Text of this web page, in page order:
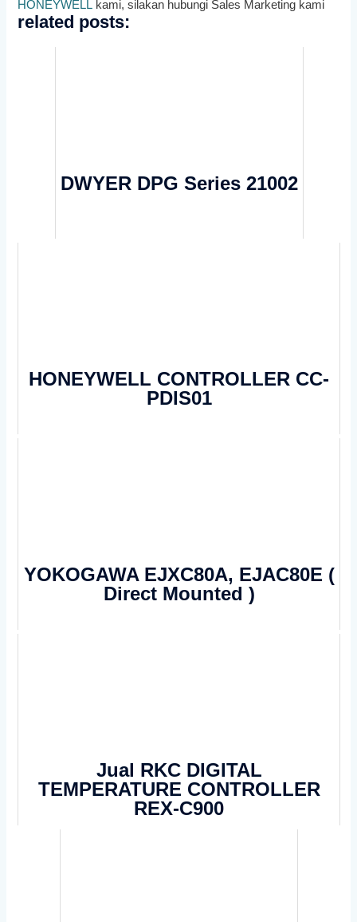
HONEYWELL kami, silakan hubungi Sales Marketing kami
related posts:
DWYER DPG Series 21002
HONEYWELL CONTROLLER CC-
PDIS01
YOKOGAWA EJXC80A, EJAC80E (
Direct Mounted )
Jual RKC DIGITAL
TEMPERATURE CONTROLLER
REX-C900